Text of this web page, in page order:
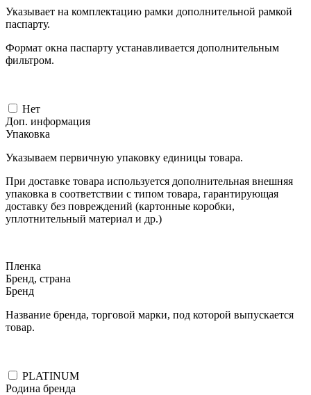
Указывает на комплектацию рамки дополнительной рамкой
паспарту.
Формат окна паспарту устанавливается дополнительным
фильтром.
Нет
Доп. информация
Упаковка
Указываем первичную упаковку единицы товара.
При доставке товара используется дополнительная внешняя
упаковка в соответствии с типом товара, гарантирующая
доставку без повреждений (картонные коробки,
уплотнительный материал и др.)
Пленка
Бренд, страна
Бренд
Название бренда, торговой марки, под которой выпускается
товар.
PLATINUM
Родина бренда